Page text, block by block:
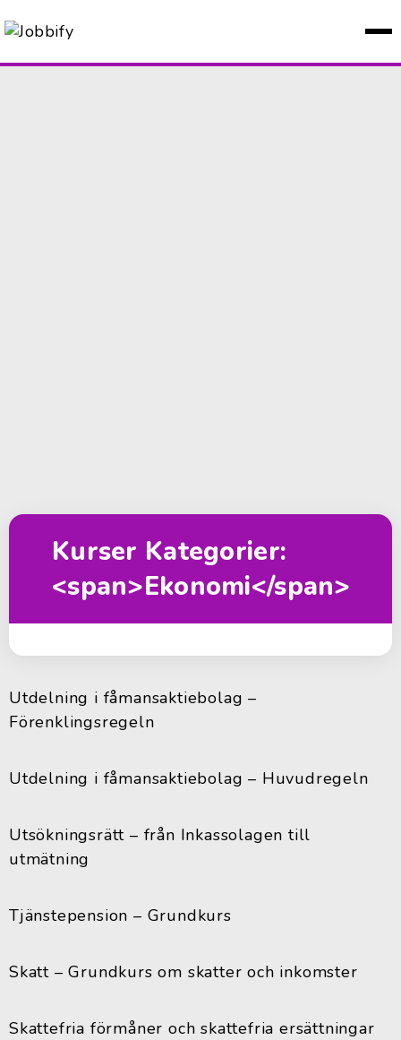
Kurser Kategorier:
<span>Ekonomi</span>
Utdelning i fåmansaktiebolag –
Förenklingsregeln
Utdelning i fåmansaktiebolag – Huvudregeln
Utsökningsrätt – från Inkassolagen till
utmätning
Tjänstepension – Grundkurs
Skatt – Grundkurs om skatter och inkomster
Skattefria förmåner och skattefria ersättningar